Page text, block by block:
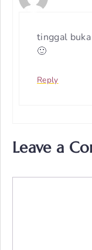
tinggal
🙂
Reply
Leave a